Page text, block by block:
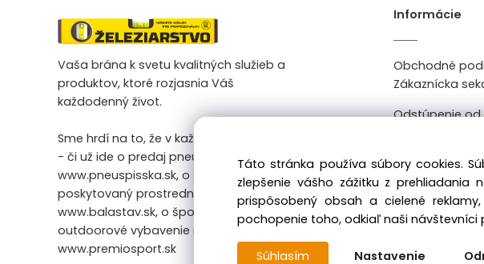
Vaša brána k svetu kvalitných služieb a
produktov, ktoré rozjasnia Váš
každodenný život.
Sme hrdí na to, že v každej našej činnosti
- či už ide o predaj pneumatík na
www.pneuspisska.sk, o železiarsky tovar
poskytovaný prostredníctvom
www.balastav.sk, o športové a
outdoorové vybavenie na
www.premiosport.sk
Informácie
Obchodné
Zákaznícka
Odstúpenie od
Táto stránka používa súbory cookies.
zlepšenie vášho zážitku z
prispôsobený obsah a cielené
pochopenie toho, odkiaľ naši návštevníci
Súhlasím Nastavenie